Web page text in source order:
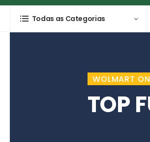
Todas as Categorias
WOLMART
TOP